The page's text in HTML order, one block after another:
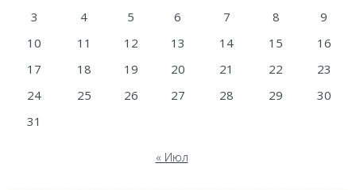
3
4 5 6 7 8
9
10
11 12 13 14 15
16
17
18 19 20 21 22
23
24
25 26 27 28 29
30
31
« Июл